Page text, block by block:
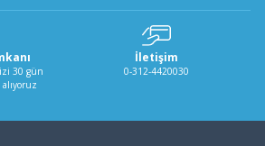
30 gün
İletişim
0-312-4420030